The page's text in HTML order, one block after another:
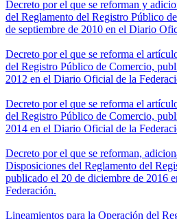
Decreto por el que se reforman y
del Reglamento del Registro Público
de septiembre de 2010 en el Diario
Decreto por el que se reforma el
del Registro Público de Comercio,
2012 en el Diario Oficial de la
Decreto por el que se reforma el
del Registro Público de Comercio,
2014 en el Diario Oficial de la
Decreto por el que se reforman,
Disposiciones del Reglamento del
publicado el 20 de diciembre de 2016
Federación.
Lineamientos para la Operación del